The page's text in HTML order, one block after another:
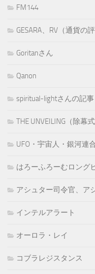
FM144
GESARA、RV（通貨の
Goritanさん
Qanon
spiritual-lightさんの記事
THE UNVEILING（除幕式
UFO・宇宙人・銀河連
はろーふろーむロング
アシュター司令官、ア
インテルアラート
オーロラ・レイ
コブラレジスタンス